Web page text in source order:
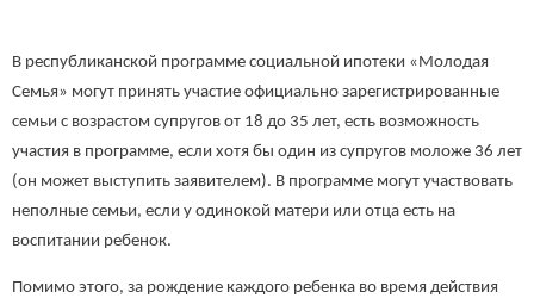
В республиканской программе социальной ипотеки «Молодая
Семья» могут принять участие официально зарегистрированные
семьи с возрастом супругов от 18 до 35 лет, есть возможность
участия в программе, если хотя бы один из супругов моложе 36 лет
(он может выступить заявителем). В программе могут участвовать
неполные семьи, если у одинокой матери или отца есть на
воспитании ребенок.
Помимо этого, за рождение каждого ребенка во время действия